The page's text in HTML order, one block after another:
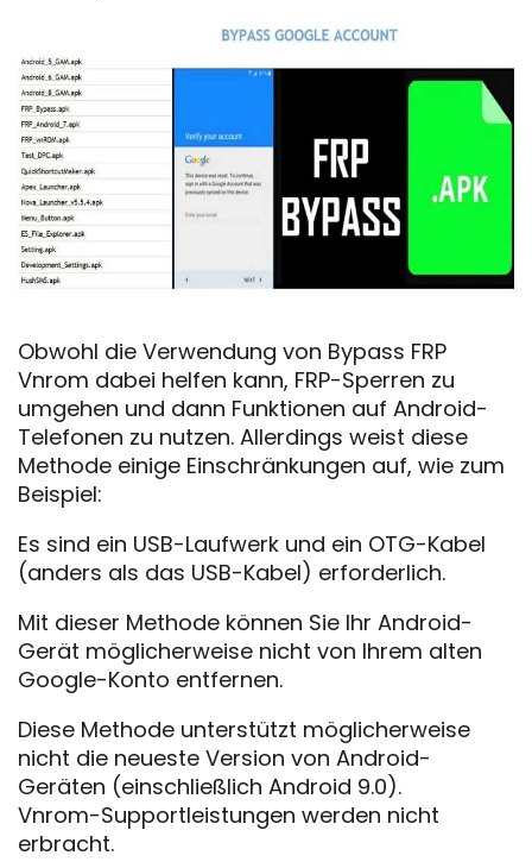
Obwohl die Verwendung von Bypass FRP
Vnrom dabei helfen kann, FRP-Sperren zu
umgehen und dann Funktionen auf Android-
Telefonen zu nutzen. Allerdings weist diese
Methode einige Einschränkungen auf, wie zum
Beispiel:
Es sind ein USB-Laufwerk und ein OTG-Kabel
(anders als das USB-Kabel) erforderlich.
Mit dieser Methode können Sie Ihr Android-
Gerät möglicherweise nicht von Ihrem alten
Google-Konto entfernen.
Diese Methode unterstützt möglicherweise
nicht die neueste Version von Android-
Geräten (einschließlich Android 9.0).
Vnrom-Supportleistungen werden nicht
erbracht.